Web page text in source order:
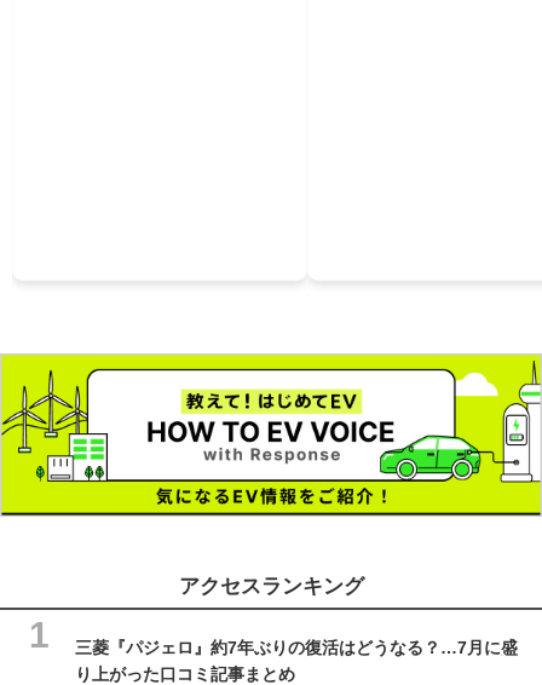
アクセスランキング
三菱『パジェロ』約7年ぶりの復活はどうなる？…7月に盛
り上がった口コミ記事まとめ